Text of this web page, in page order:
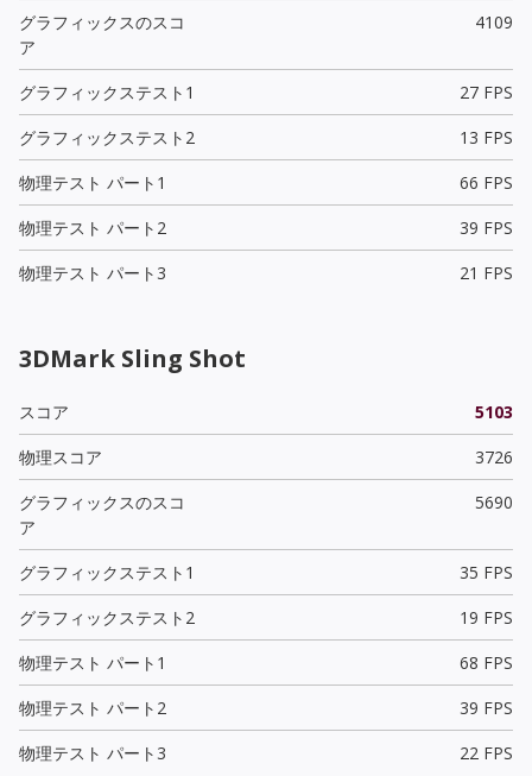
グラフィックスのスコ
ア
4109
グラフィックステスト1
27 FPS
グラフィックステスト2
13 FPS
物理テスト パート1
66 FPS
物理テスト パート2
39 FPS
物理テスト パート3
21 FPS
3DMark Sling Shot
スコア
5103
物理スコア
3726
グラフィックスのスコ
ア
5690
グラフィックステスト1
35 FPS
グラフィックステスト2
19 FPS
物理テスト パート1
68 FPS
物理テスト パート2
39 FPS
物理テスト パート3
22 FPS